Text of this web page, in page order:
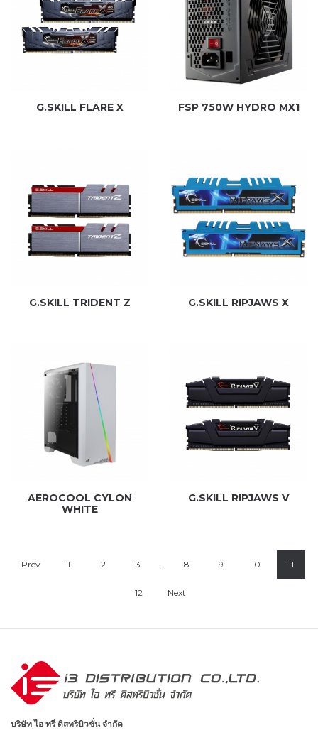
G.SKILL FLARE X FSP 750W HYDRO MX1
G.SKILL TRIDENT Z G.SKILL RIPJAWS X
AEROCOOL CYLON
WHITE
G.SKILL RIPJAWS V
Prev 1 2 3 … 8 9 10 11
12 Next
บริษัท ไอ ทรี ดิสทริบิวชั่น จำกัด